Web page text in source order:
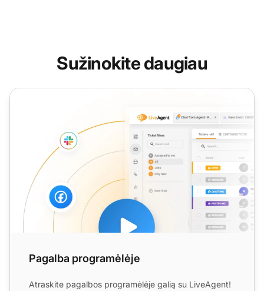
Sužinokite daugiau
Pagalba programėlėje
Pagalba programėlėje
Atraskite pagalbos programėlėje galią su LiveAgent!